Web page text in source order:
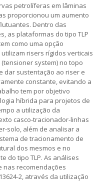
petrolíferas em lâminas
proporcionou um aumento
Dentro das
as plataformas do tipo TLP
como uma opção
utilizam risers rígidos verticais
system) no topo
dar sustentação ao riser e
constante, evitando a
tem por objetivo
híbrida para projetos de
a utilização da
casco-tracionador-linhas
solo, além de analisar a
de tracionamento de
dos mesmos e no
do tipo TLP. As análises
nas recomendações
2, através da utilização